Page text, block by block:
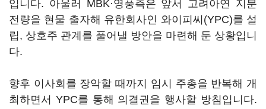
입니다. 아울러 MBK·영풍측은 앞서 고려아연 지분
전량을 현물 출자해 유한회사인 와이피씨(YPC)를 설
립, 상호주 관계를 풀어낼 방안을 마련해 둔 상황입니
다.
향후 이사회를 장악할 때까지 임시 주총을 반복해 개
최하면서 YPC를 통해 의결권을 행사할 방침입니다.